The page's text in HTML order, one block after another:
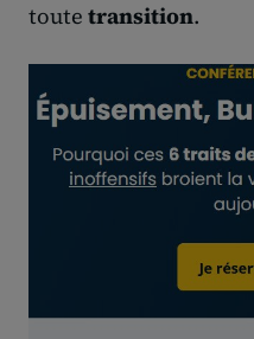
toute transition.